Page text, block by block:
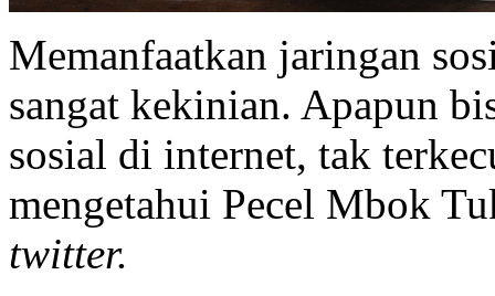
Memanfaatkan jaringan
sangat kekinian. Apapun
sosial di internet, tak
mengetahui Pecel Mbok
twitter.